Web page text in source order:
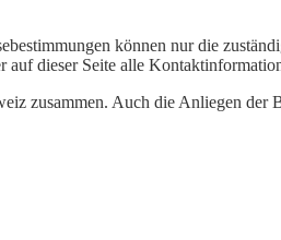
können nur die
dieser Seite alle
zusammen. Auch die Anliegen der